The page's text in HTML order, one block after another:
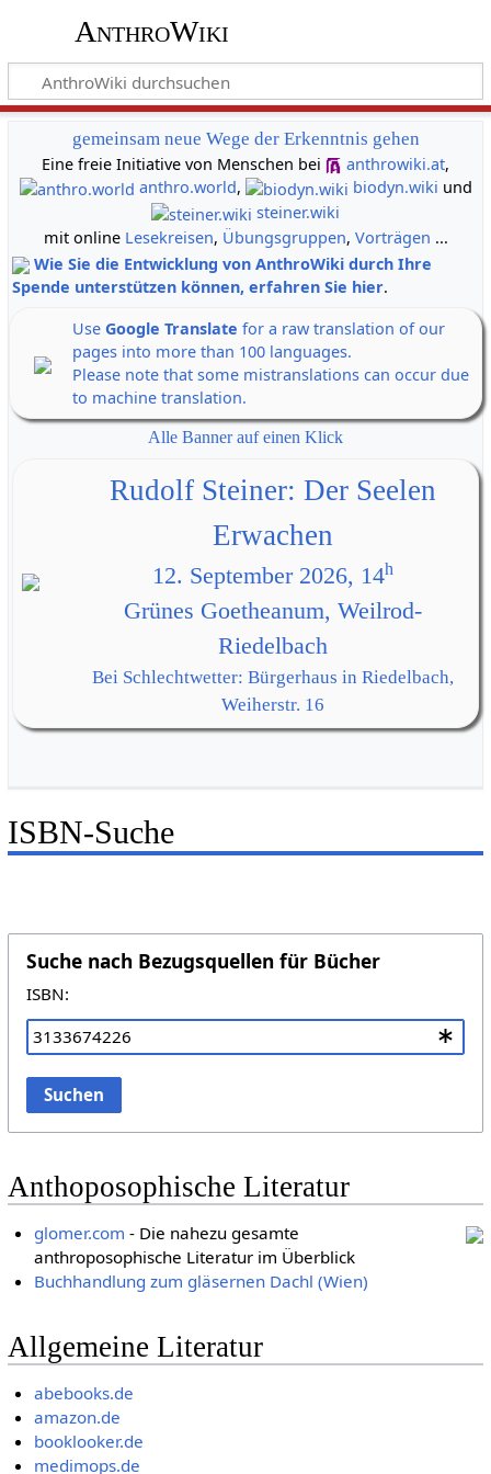
AnthroWiki
gemeinsam neue Wege der Erkenntnis gehen
Eine freie Initiative von Menschen bei
anthrowiki.at,
anthro.world, biodyn.wiki und
steiner.wiki
mit online Lesekreisen, Übungsgruppen, Vorträgen ...
Wie Sie die Entwicklung von AnthroWiki durch Ihre
Spende unterstützen können, erfahren Sie hier.
Use Google Translate for a raw translation of our
pages into more than 100 languages.
Please note that some mistranslations can occur due
to machine translation.
Alle Banner auf einen Klick
Rudolf Steiner: Der Seelen
Erwachen
12. September 2026, 14h
Grünes Goetheanum, Weilrod-
Riedelbach
Bei Schlechtwetter: Bürgerhaus in Riedelbach,
Weiherstr. 16
ISBN-Suche
Suche nach Bezugsquellen für Bücher
ISBN:
Suchen
Anthoposophische Literatur
glomer.com - Die nahezu gesamte
anthroposophische Literatur im Überblick
Buchhandlung zum gläsernen Dachl (Wien)
Allgemeine Literatur
abebooks.de
amazon.de
booklooker.de
medimops.de